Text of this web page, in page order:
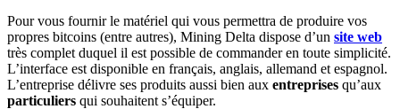
Pour vous fournir le matériel qui vous permettra de produire vos
propres bitcoins (entre autres), Mining Delta dispose d’un site web
très complet duquel il est possible de commander en toute simplicité.
L’interface est disponible en français, anglais, allemand et espagnol.
L’entreprise délivre ses produits aussi bien aux entreprises qu’aux
particuliers qui souhaitent s’équiper.